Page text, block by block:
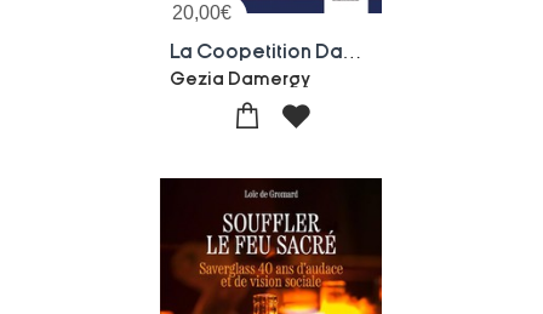
20,00€
Gezia Damergy